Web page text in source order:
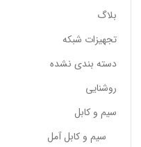
بلاگ
تجهیزات شبکه
دسته بندی نشده
روشنایی
سیم و کابل
سیم و کابل آمل